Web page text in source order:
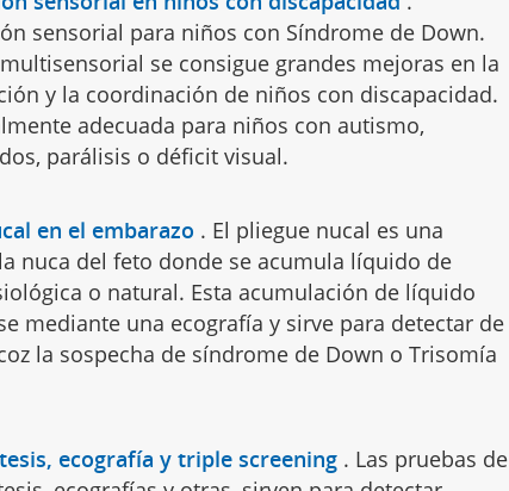
sensorial para niños con Síndrome de Down.
se consigue grandes mejoras en la
y la coordinación de niños con discapacidad.
adecuada para niños con autismo,
parálisis o déficit visual.
en el embarazo . El pliegue nucal es una
nuca del feto donde se acumula líquido de
o natural. Esta acumulación de líquido
mediante una ecografía y sirve para detectar de
la sospecha de síndrome de Down o Trisomía
ecografía y triple screening . Las pruebas de